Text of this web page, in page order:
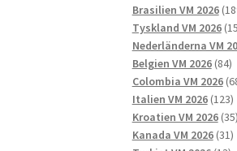
Brasilien VM 2026
Tyskland VM 2026
Nederländerna VM
Belgien VM 2026 8484
Colombia VM 2026
Italien VM 2026 123
Kroatien VM 2026 35
Kanada VM 2026 3131